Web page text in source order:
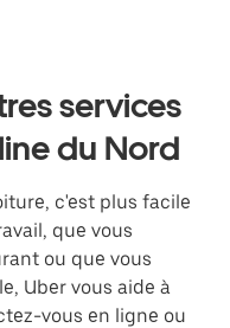
services
du Nord
c'est plus facile
que vous
ou que vous
Uber vous aide à
vous en ligne ou